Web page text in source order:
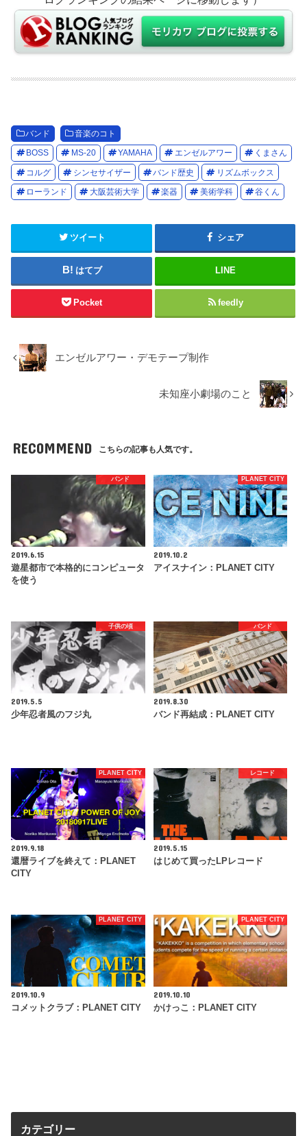
バンド 音楽のコト
BOSS MS-20 YAMAHA エンゼルアワー くまさん
コルグ シンセサイザー バンド歴史 リズムボックス
ローランド 大阪芸術大学 楽器 美術学科 谷くん
ツイート シェア
はてブ LINE
Pocket feedly
エンゼルアワー・デモテープ制作
未知座小劇場のこと
RECOMMEND こちらの記事も人気です。
バンド
2019.6.15
遊星都市で本格的にコンピュータ
を使う
PLANET CITY
2019.10.2
アイスナイン：PLANET CITY
子供の頃
2019.5.5
少年忍者風のフジ丸
バンド
2019.8.30
バンド再結成：PLANET CITY
PLANET CITY
2019.9.18
還暦ライブを終えて：PLANET
CITY
レコード
2019.5.15
はじめて買ったLPレコード
PLANET CITY
2019.10.9
コメットクラブ：PLANET CITY
PLANET CITY
2019.10.10
かけっこ：PLANET CITY
カテゴリー